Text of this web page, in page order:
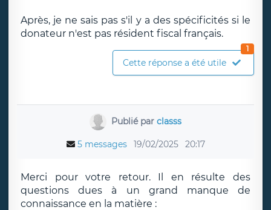
Après, je ne sais pas s'il y a des spécificités si le
donateur n'est pas résident fiscal français.
Cette réponse a été utile
1
Publié par classs
5 messages 19/02/2025 20:17
Merci pour votre retour. Il en résulte des
questions dues à un grand manque de
connaissance en la matière :